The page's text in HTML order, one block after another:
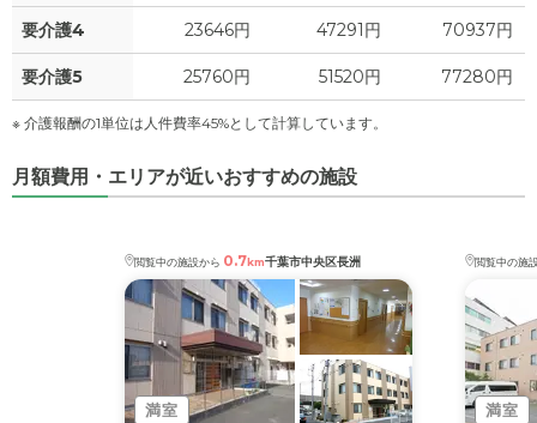
要介護4 23646円 47291円 70937円
要介護5 25760円 51520円 77280円
※ 介護報酬の1単位は人件費率45%として計算しています。
月額費用・エリアが近いおすすめの施設
閲覧中の施設から 0.7km千葉市中央区長洲
満室
閲覧中の施
満室